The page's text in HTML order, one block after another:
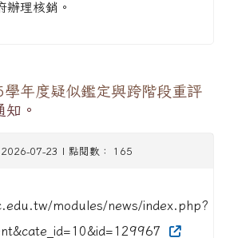
辦理核銷。
年度疑似鑑定與跨階段重評
。
07-23 | 點閱數： 165
modules/news/index.php?